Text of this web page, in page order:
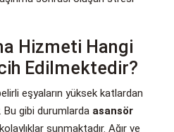
Hizmeti Hangi
Edilmektedir?
eşyaların yüksek katlardan
Bu gibi durumlarda asansör
sunmaktadır. Ağır ve